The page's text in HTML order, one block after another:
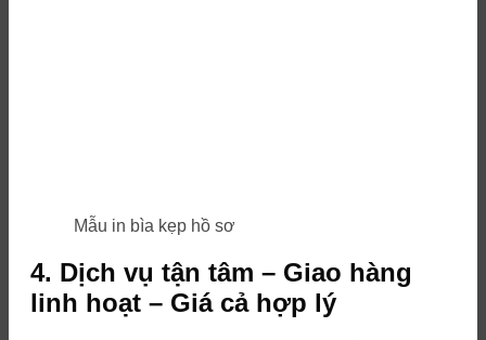
Mẫu in bìa kẹp hồ sơ
4. Dịch vụ tận tâm – Giao hàng
linh hoạt – Giá cả hợp lý